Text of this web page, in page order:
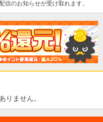
信のお知らせが受け取れます。
りません。